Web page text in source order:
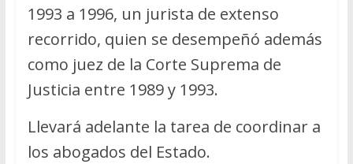
1993 a 1996, un jurista de extenso
recorrido, quien se desempeñó además
como juez de la Corte Suprema de
Justicia entre 1989 y 1993.
Llevará adelante la tarea de coordinar a
los abogados del Estado.